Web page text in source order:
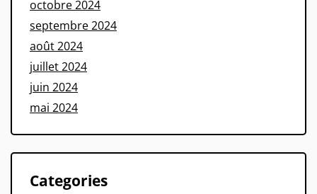
octobre 2024
septembre 2024
août 2024
juillet 2024
juin 2024
mai 2024
Categories